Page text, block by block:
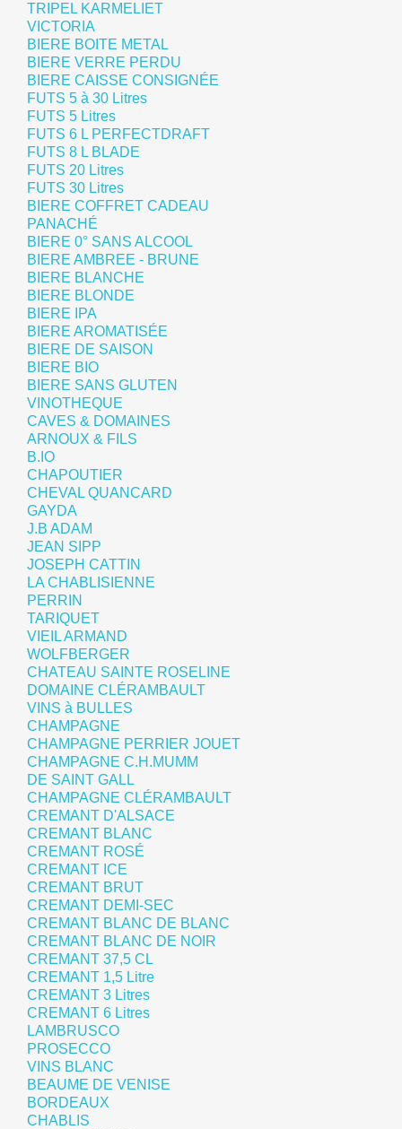
TRIPEL KARMELIET
VICTORIA
BIERE BOITE METAL
BIERE VERRE PERDU
BIERE CAISSE CONSIGNÉE
FUTS 5 à 30 Litres
FUTS 5 Litres
FUTS 6 L PERFECTDRAFT
FUTS 8 L BLADE
FUTS 20 Litres
FUTS 30 Litres
BIERE COFFRET CADEAU
PANACHÉ
BIERE 0° SANS ALCOOL
BIERE AMBREE - BRUNE
BIERE BLANCHE
BIERE BLONDE
BIERE IPA
BIERE AROMATISÉE
BIERE DE SAISON
BIERE BIO
BIERE SANS GLUTEN
VINOTHEQUE
CAVES & DOMAINES
ARNOUX & FILS
B.IO
CHAPOUTIER
CHEVAL QUANCARD
GAYDA
J.B ADAM
JEAN SIPP
JOSEPH CATTIN
LA CHABLISIENNE
PERRIN
TARIQUET
VIEIL ARMAND
WOLFBERGER
CHATEAU SAINTE ROSELINE
DOMAINE CLÉRAMBAULT
VINS à BULLES
CHAMPAGNE
CHAMPAGNE PERRIER JOUET
CHAMPAGNE C.H.MUMM
DE SAINT GALL
CHAMPAGNE CLÉRAMBAULT
CREMANT D'ALSACE
CREMANT BLANC
CREMANT ROSÉ
CREMANT ICE
CREMANT BRUT
CREMANT DEMI-SEC
CREMANT BLANC DE BLANC
CREMANT BLANC DE NOIR
CREMANT 37,5 CL
CREMANT 1,5 Litre
CREMANT 3 Litres
CREMANT 6 Litres
LAMBRUSCO
PROSECCO
VINS BLANC
BEAUME DE VENISE
BORDEAUX
CHABLIS